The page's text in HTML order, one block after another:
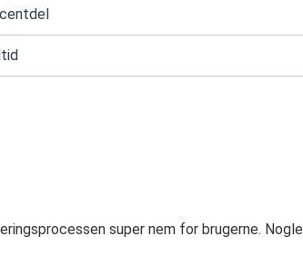
super nem for brugerne. Nogle